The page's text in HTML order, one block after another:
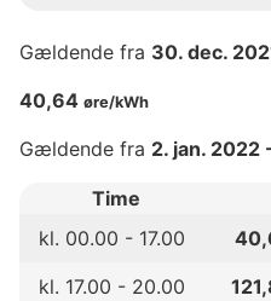
Gældende fra 30. dec.
40,64 øre/kWh
Gældende fra 2. jan. 2022
Time
kl. 00.00 - 17.00
kl. 17.00 - 20.00